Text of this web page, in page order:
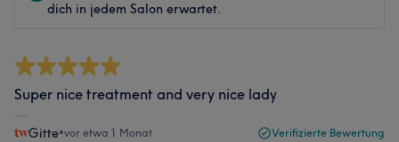
dich in jedem Salon erwartet.
Super nice treatment and very nice lady
Gitte•vor etwa 1 Monat Verifizierte Bewertung